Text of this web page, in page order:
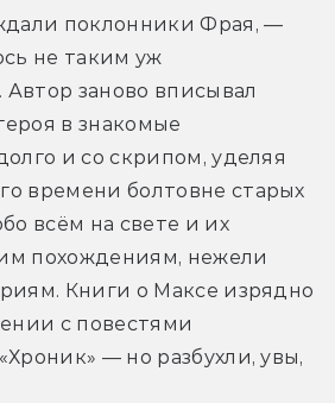
поклонники Фрая, —
не таким уж
заново вписывал
в знакомые
и со скрипом, уделяя
времени болтовне старых
всём на свете и их
похождениям, нежели
Книги о Максе изрядно
с повестями
— но разбухли, увы,